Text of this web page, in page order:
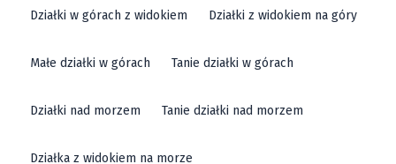
Działki w górach z widokiem Działki z widokiem na góry
Małe działki w górach Tanie działki w górach
Działki nad morzem Tanie działki nad morzem
Działka z widokiem na morze